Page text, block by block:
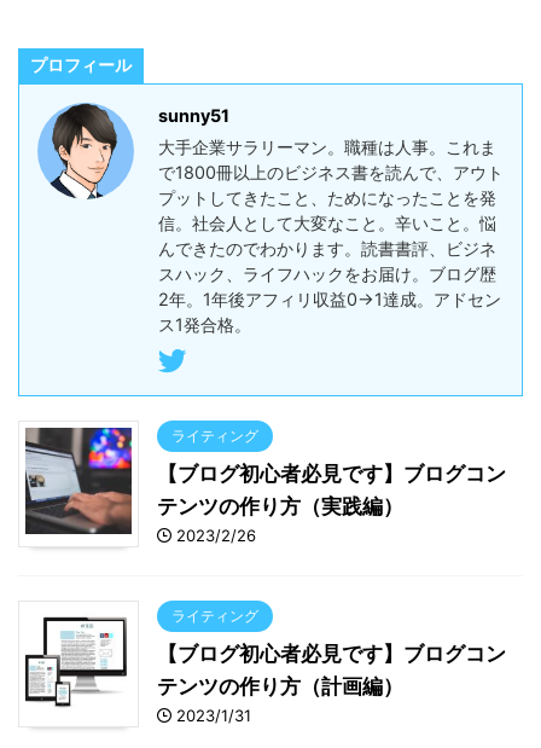
プロフィール
sunny51
大手企業サラリーマン。職種は人事。これま
で1800冊以上のビジネス書を読んで、アウト
プットしてきたこと、ためになったことを発
信。社会人として大変なこと。辛いこと。悩
んできたのでわかります。読書書評、ビジネ
スハック、ライフハックをお届け。ブログ歴
2年。1年後アフィリ収益0→1達成。アドセン
ス1発合格。
ライティング
【ブログ初心者必見です】ブログコン
テンツの作り方（実践編）
2023/2/26
ライティング
【ブログ初心者必見です】ブログコン
テンツの作り方（計画編）
2023/1/31